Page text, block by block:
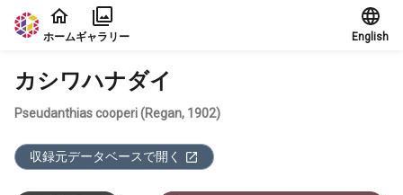
本文に飛ぶ
ホームギャラリー English
カシワハナダイ
Pseudanthias cooperi (Regan, 1902)
収録元データベースで開く